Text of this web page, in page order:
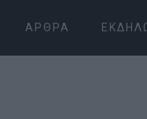
ΆΡΘΡΑ